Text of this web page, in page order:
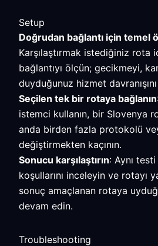
Setup
Doğrudan bağlantı için temel
Karşılaştırmak istediğiniz rota
bağlantıyı ölçün; gecikmeyi,
duyduğunuz hizmet
Seçilen tek bir rotaya bağlanın
istemci kullanın, bir Slovenya
anda birden fazla protokolü
değiştirmekten kaçının.
Sonucu karşılaştırın: Aynı
koşullarını inceleyin ve rotayı
sonuç amaçlanan rotaya
devam edin.
Troubleshooting